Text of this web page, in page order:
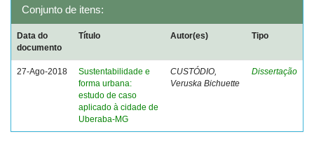
Conjunto de itens:
Data do
documento
Título Autor(es) Tipo
27-Ago-2018
Sustentabilidade e
forma urbana:
estudo de caso
aplicado à cidade de
Uberaba-MG
CUSTÓDIO,
Veruska Bichuette
Dissertação